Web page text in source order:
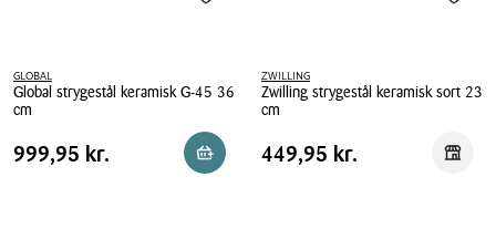
GLOBAL
Global strygestål keramisk G-45 36
cm
Global
strygestål
Pris
Pris 999,95 kr.
999,95 kr. Reservér i butik
ZWILLING
Zwilling strygestål keramisk sort 23
cm
Zwilling
strygestål
Pris
Pris 449,95 kr.
449,95 kr.